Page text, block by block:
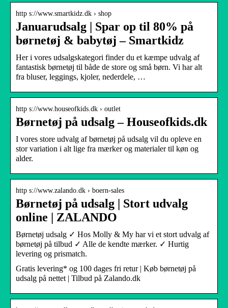
http s://www.smartkidz.dk › shop
Januarudsalg | Spar op til 80% på
børnetøj & babytøj – Smartkidz
Her i vores udsalgskategori finder du et kæmpe udvalg af
fantastisk børnetøj til både de store og små børn. Vi har alt
fra bluser, leggings, kjoler, nederdele, …
http s://www.houseofkids.dk › outlet
Børnetøj på udsalg – Houseofkids.dk
I vores store udvalg af børnetøj på udsalg vil du opleve en
stor variation i alt lige fra mærker og materialer til køn og
alder.
http s://www.zalando.dk › boern-sales
Børnetøj på udsalg | Stort udvalg
online | ZALANDO
Børnetøj udsalg ✓ Hos Molly & My har vi et stort udvalg af
børnetøj på tilbud ✓ Alle de kendte mærker. ✓ Hurtig
levering og prismatch.
Gratis levering* og 100 dages fri retur | Køb børnetøj på
udsalg på nettet | Tilbud på Zalando.dk